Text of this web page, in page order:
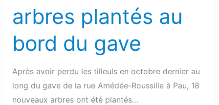
arbres plantés au
bord du gave
Après avoir perdu les tilleuls en octobre dernier au
long du gave de la rue Amédée-Roussille à Pau, 18
nouveaux arbres ont été plantés…